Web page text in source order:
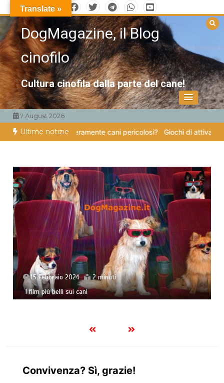
al
contenutoDogMagazine, il Blog
cinofilo
Cultura cinofila dalla parte del cane!
7 August 2026
Ultime notizie
Esistono veramente cani pericolosi? Giochi di attivazione
12 Gennaio 2024 5 minuti
Bambini cresciuti con i lupi (parte prima)
Convivenza? Sì, grazie!
Translate »